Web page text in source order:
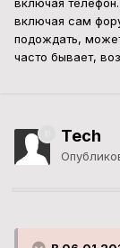
включая
включая сам
подождать,
часто бывает,
Tech